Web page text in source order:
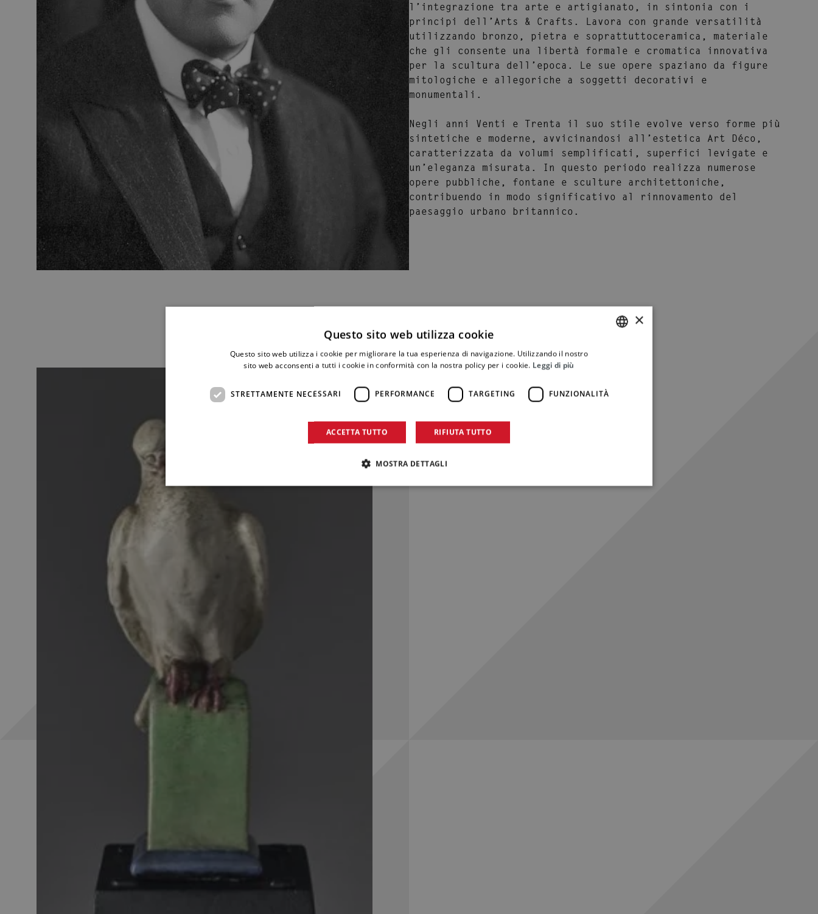
l’integrazione tra arte e artigianato, in sintonia con i
principi dell’Arts & Crafts. Lavora con grande versatilità
utilizzando bronzo, pietra e soprattuttoceramica , materiale
che gli consente una libertà formale e cromatica innovativa
per la scultura dell’epoca. Le sue opere spaziano da figure
mitologiche e allegoriche a soggetti decorativi e
monumentali.
Negli anni Venti e Trenta il suo stile evolve verso forme più
sintetiche e moderne, avvicinandosi all’estetica
Art Déco ,
caratterizzata da volumi semplificati, superfici levigate e
un’eleganza misurata. In questo periodo realizza numerose
opere pubbliche, fontane e sculture architettoniche,
contribuendo in modo significativo al rinnovamento del
paesaggio urbano britannico.
×
Questo sito web utilizza cookie
Questo sito web utilizza i cookie per migliorare la tua esperienza di navigazione. Utilizzando il nostro
sito web acconsenti a tutti i cookie in conformità con la nostra policy per i cookie. Leggi di più
STRETTAMENTE NECESSARI PERFORMANCE TARGETING FUNZIONALITÀ
ACCETTA TUTTO RIFIUTA TUTTO
MOSTRA DETTAGLI